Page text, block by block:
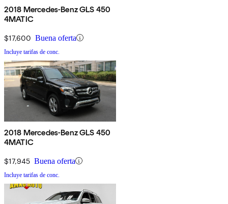
2018 Mercedes-Benz GLS 450
4MATIC
$17,600 Buena oferta
Incluye tarifas de conc.
2018 Mercedes-Benz GLS 450
4MATIC
$17,945 Buena oferta
Incluye tarifas de conc.